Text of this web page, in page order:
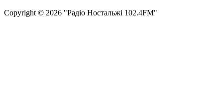
Сopyright © 2026 "Радіо Ностальжі 102.4FM"